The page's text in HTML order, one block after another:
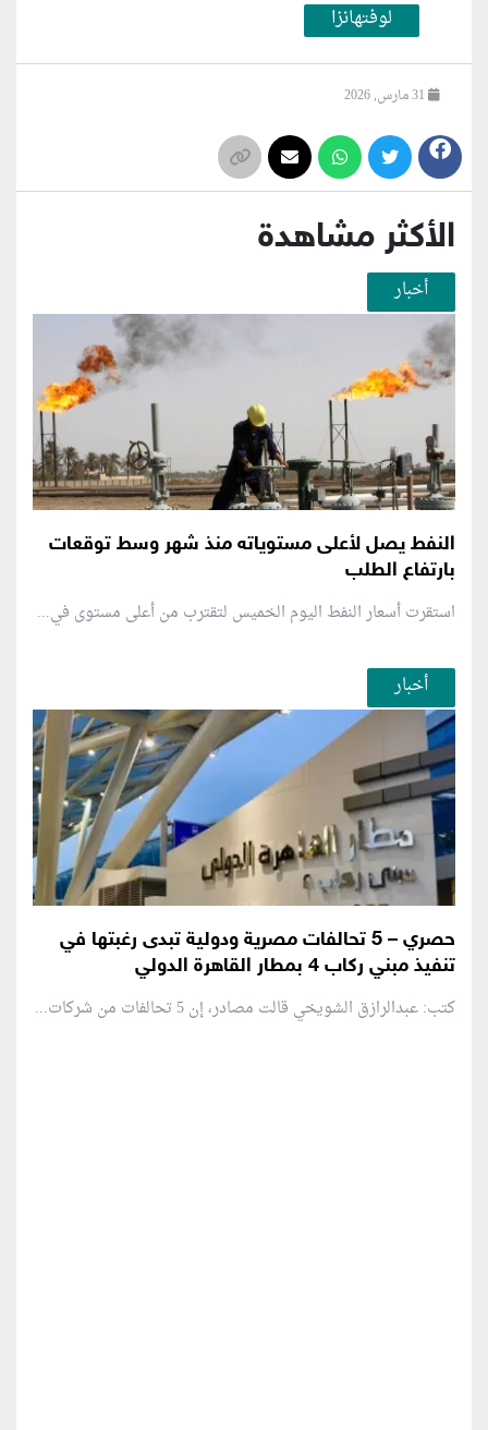
لوفتهانزا
الأكثر مشاهدة
أخبار
النفط يصل لأعلى مستوياته منذ شهر وسط توقعات
بارتفاع الطلب
استقرت أسعار النفط اليوم الخميس لتقترب من أعلى مستوى في...
أخبار
حصري – 5 تحالفات مصرية ودولية تبدى رغبتها في
تنفيذ مبني ركاب 4 بمطار القاهرة الدولي
كتب: عبدالرازق الشويخي قالت مصادر، إن 5 تحالفات من شركات...